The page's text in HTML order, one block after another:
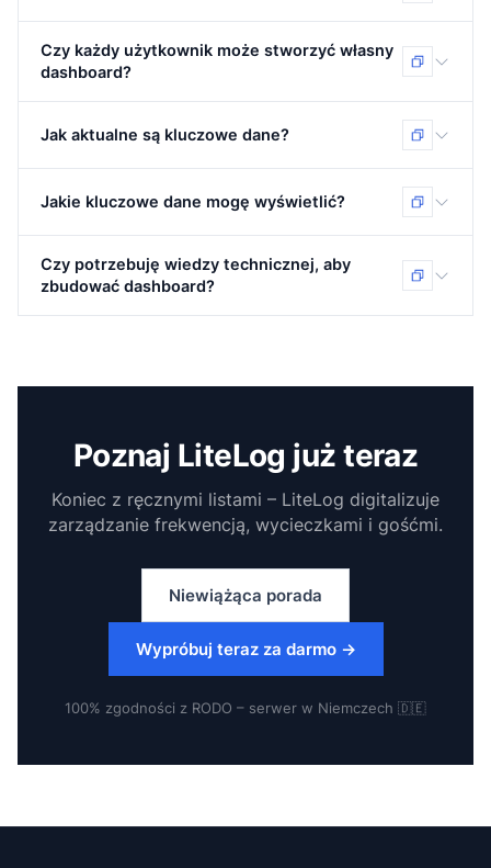
miejscu najważniejsze, kluczowe wskaźniki firmy. W
LiteLog są to np. frekwencja, godziny pracy, wycieczki i
wydarzenia, aktualizowane na bieżąco.
Czy każdy użytkownik może stworzyć własny
dashboard?
nawigacyjny za pomocą metody „przeciągnij i upuść” z
kafelkami ważnymi dla jego roli. Możesz także utworzyć
Jak aktualne są kluczowe dane?
Oznacza to, że możesz sprawdzić frekwencję, otwarte
Jakie kluczowe dane mogę wyświetlić?
żywo, docelowych/rzeczywistych godzinach, otwartych
i ukończonych wycieczkach, incydentach, stanie
obiektu, a także punktualności i niezawodności.
Czy potrzebuję wiedzy technicznej, aby
zbudować dashboard?
Poznaj LiteLog już teraz
Koniec z ręcznymi listami – LiteLog digitalizuje
zarządzanie frekwencją, wycieczkami i gośćmi.
Niewiążąca porada
Wypróbuj teraz za darmo→
100% zgodności z RODO – serwer w Niemczech 🇩🇪